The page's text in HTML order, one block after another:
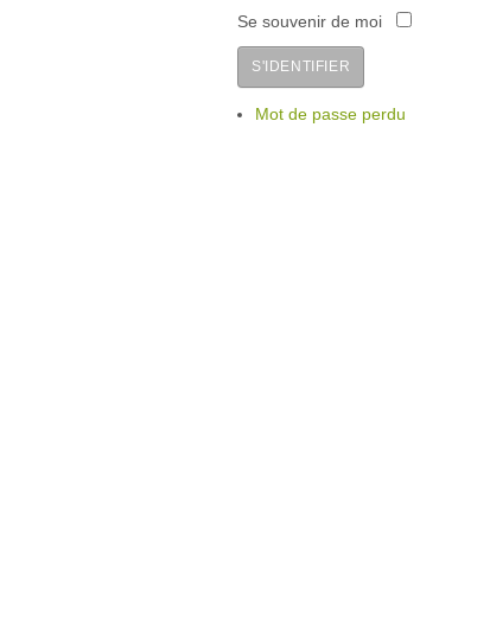
Se souvenir de moi
S'IDENTIFIER
Mot de passe perdu